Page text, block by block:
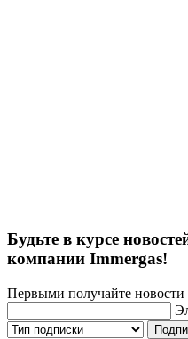
Будьте в курсе
компании Immergas!
Первыми получайте